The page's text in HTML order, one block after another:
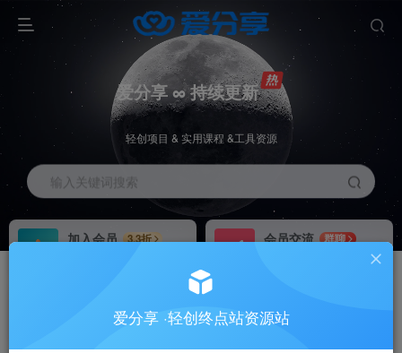
爱分享 ∞ 持续更新
轻创项目 & 实用课程 &工具资源
输入关键词搜索
加入会员
3.3折
会员交流
群聊
推广返佣高达70%
24小时自动赚钱
爱分享 ·轻创终点站资源站